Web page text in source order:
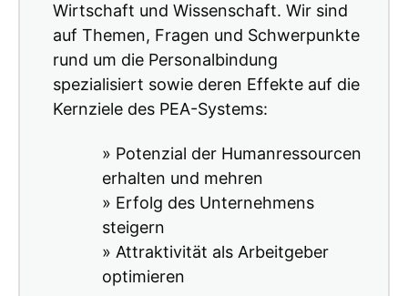
Wirtschaft und Wissenschaft. Wir sind
auf Themen, Fragen und Schwerpunkte
rund um die Personalbindung
spezialisiert sowie deren Effekte auf die
Kernziele des PEA-Systems:
» Potenzial der Humanressourcen
erhalten und mehren
» Erfolg des Unternehmens
steigern
» Attraktivität als Arbeitgeber
optimieren